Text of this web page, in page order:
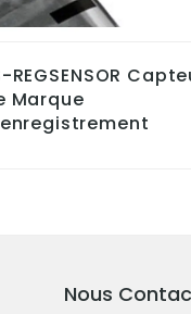
REGSENSOR
Marque
Nous